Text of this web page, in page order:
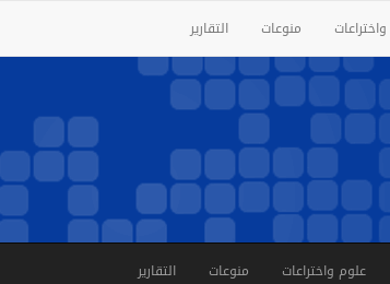
منوعات التقارير
علوم واختراعات منوعات التقارير